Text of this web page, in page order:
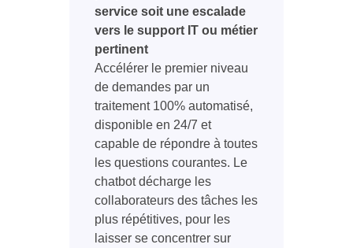
service soit une escalade
vers le support IT ou métier
pertinent
Accélérer le premier niveau
de demandes par un
traitement 100% automatisé,
disponible en 24/7 et
capable de répondre à toutes
les questions courantes. Le
chatbot décharge les
collaborateurs des tâches les
plus répétitives, pour les
laisser se concentrer sur